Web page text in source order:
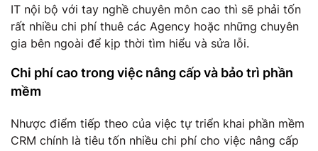
IT nội bộ với tay nghề chuyên môn cao thì sẽ phải tốn
rất nhiều chi phí thuê các Agency hoặc những chuyên
gia bên ngoài để kịp thời tìm hiểu và sửa lỗi.
Chi phí cao trong việc nâng cấp và bảo trì phần
mềm
Nhược điểm tiếp theo của việc tự triển khai phần mềm
CRM chính là tiêu tốn nhiều chi phí cho việc nâng cấp